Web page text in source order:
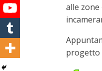
alle
progetto